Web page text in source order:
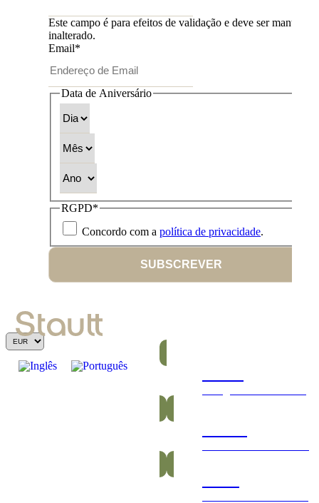
Este campo é para efeitos de validação e deve ser mantido
inalterado.
Email*
Data de Aniversário
RGPD*
Concordo com a política de privacidade.
SUBSCREVER